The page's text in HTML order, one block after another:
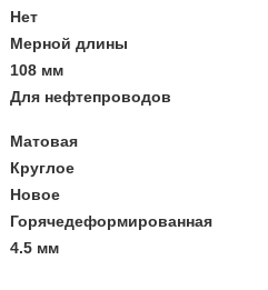
Нет
Мерной длины
108 мм
Для нефтепроводов
Матовая
Круглое
Новое
Горячедеформированная
4.5 мм